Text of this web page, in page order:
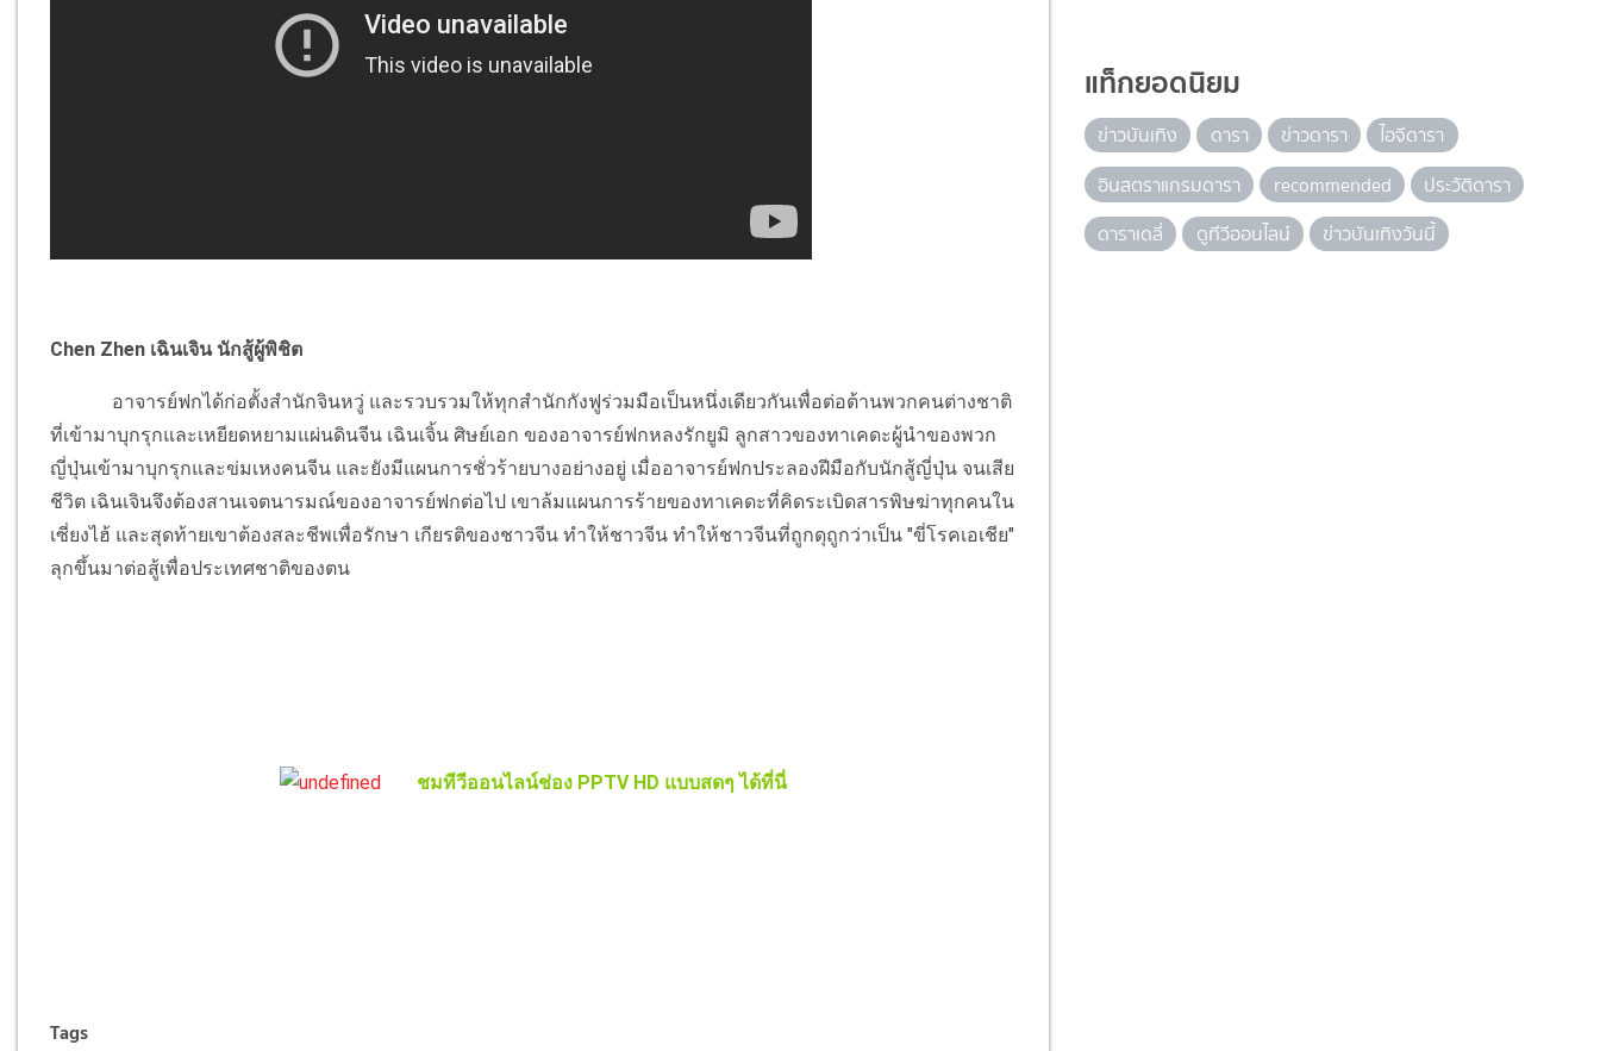
Chen Zhen เฉินเจิน นักสู้ผู้พิชิต
อาจารย์ฟกได้ก่อตั้งสำนักจินหวู่ และรวบรวมให้ทุกสำนักกังฟูร่วมมือเป็นหนึ่งเดียวกันเพื่อต่อต้านพวกคนต่างชาติ
ที่เข้ามาบุกรุกและเหยียดหยามแผ่นดินจีน เฉินเจิ้น ศิษย์เอก ของอาจารย์ฟกหลงรักยูมิ ลูกสาวของทาเคดะผู้นำของพวก
ญี่ปุ่นเข้ามาบุกรุกและข่มเหงคนจีน และยังมีแผนการชั่วร้ายบางอย่างอยู่ เมื่ออาจารย์ฟกประลองฝีมือกับนักสู้ญี่ปุ่น จนเสีย
ชีวิต เฉินเจินจึงต้องสานเจตนารมณ์ของอาจารย์ฟกต่อไป เขาล้มแผนการร้ายของทาเคดะที่คิดระเบิดสารพิษฆ่าทุกคนใน
เซี่ยงไฮ้ และสุดท้ายเขาต้องสละชีพเพื่อรักษา เกียรติของชาวจีน ทำให้ชาวจีน ทำให้ชาวจีนที่ถูกดุถูกว่าเป็น "ขี่โรคเอเชีย"
ลุกขึ้นมาต่อสู้เพื่อประเทศชาติของตน
ชมทีวีออนไลน์ช่อง PPTV HD แบบสดๆ ได้ที่นี่
Tags
แท็กยอดนิยม
ข่าวบันเทิง ดารา ข่าวดารา
ไอจีดารา
อินสตราแกรมดารา
recommended
ประวัติดารา
ดาราเดลี่
ดูทีวีออนไลน์ ข่าวบันเทิงวันนี้